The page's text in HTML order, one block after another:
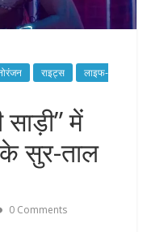
राइट्स
लाइफ-
साड़ी” में
सुर-ताल
0 Comments